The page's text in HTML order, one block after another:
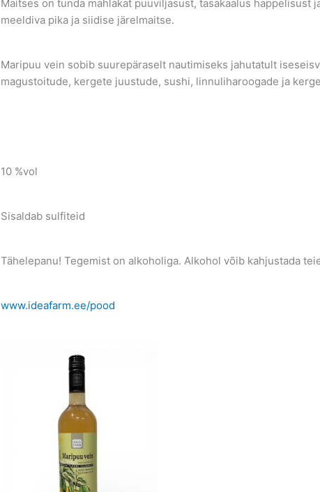
Maitses on tunda mahlakat puuviljasust, tasakaalus happelisust
meeldiva pika ja siidise järelmaitse.
Maripuu vein sobib suurepäraselt nautimiseks jahutatult
magustoitude, kergete juustude, sushi, linnuliharoogade ja
10 %vol
Sisaldab sulfiteid
Tähelepanu! Tegemist on alkoholiga. Alkohol võib kahjustada
www.ideafarm.ee/pood